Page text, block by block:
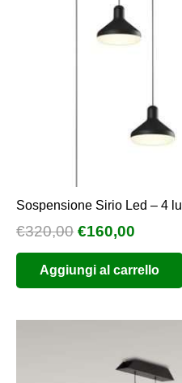
Sospensione Sirio Led – 4
€320,00 Il
prezzo
originale
era:
€160,00
prezzo
attuale
è:
Aggiungi al carrello